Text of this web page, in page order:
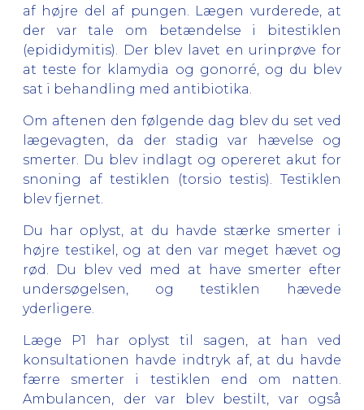
af højre del af pungen. Lægen vurderede, at
der var tale om betændelse i bitestiklen
(epididymitis). Der blev lavet en urinprøve for
at teste for klamydia og gonorré, og du blev
sat i behandling med antibiotika.
Om aftenen den følgende dag blev du set ved
lægevagten, da der stadig var hævelse og
smerter. Du blev indlagt og opereret akut for
snoning af testiklen (torsio testis). Testiklen
blev fjernet.
Du har oplyst, at du havde stærke smerter i
højre testikel, og at den var meget hævet og
rød. Du blev ved med at have smerter efter
undersøgelsen, og testiklen hævede
yderligere.
Læge P1 har oplyst til sagen, at han ved
konsultationen havde indtryk af, at du havde
færre smerter i testiklen end om natten.
Ambulancen, der var blev bestilt, var også